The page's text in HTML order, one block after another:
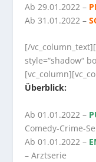
Ab 29.01.2022 –
Ab 31.01.2022 –
[/
style=“shadow“
Überblick:
Ab 01.01.2022 –
Comedy-Crime-
Ab 01.01.2022 –
– Arztserie